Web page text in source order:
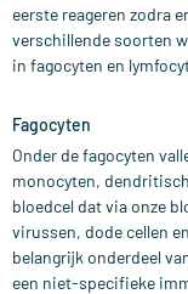
eerste reageren zodra
verschillende soorten
in fagocyten en
Fagocyten
Onder de fagocyten
monocyten,
bloedcel dat via onze
virussen, dode cellen
belangrijk onderdeel
een niet-specifieke